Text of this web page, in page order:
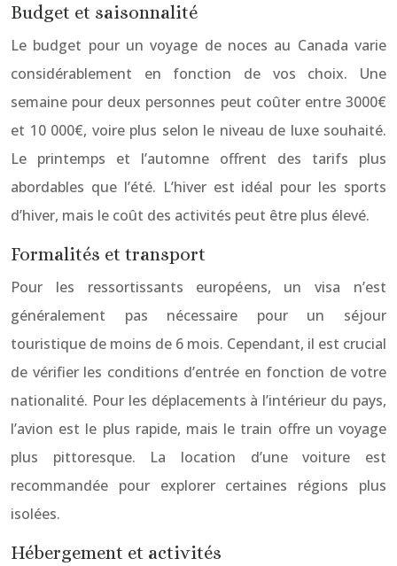
Budget et saisonnalité
Le budget pour un voyage de noces au Canada varie
considérablement en fonction de vos choix. Une
semaine pour deux personnes peut coûter entre 3000€
et 10 000€, voire plus selon le niveau de luxe souhaité.
Le printemps et l’automne offrent des tarifs plus
abordables que l’été. L’hiver est idéal pour les sports
d’hiver, mais le coût des activités peut être plus élevé.
Formalités et transport
Pour les ressortissants européens, un visa n’est
généralement pas nécessaire pour un séjour
touristique de moins de 6 mois. Cependant, il est crucial
de vérifier les conditions d’entrée en fonction de votre
nationalité. Pour les déplacements à l’intérieur du pays,
l’avion est le plus rapide, mais le train offre un voyage
plus pittoresque. La location d’une voiture est
recommandée pour explorer certaines régions plus
isolées.
Hébergement et activités